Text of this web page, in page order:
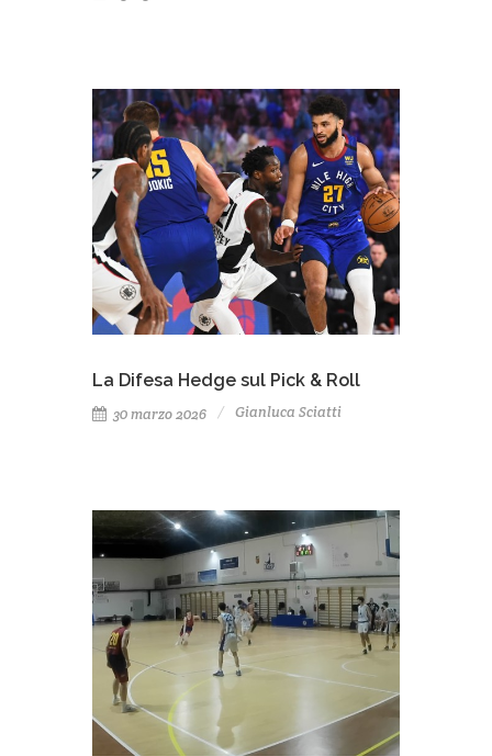
La Difesa Hedge sul Pick & Roll
30 marzo 2026 Gianluca Sciatti